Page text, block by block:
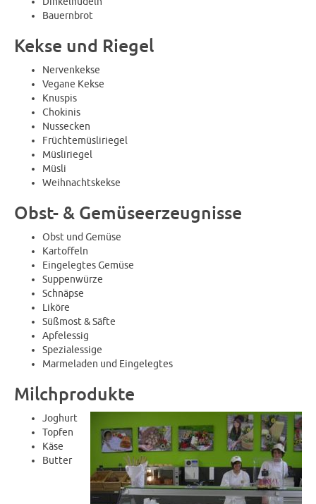
Bauernbrot
Kekse und Riegel
Nervenkekse
Vegane Kekse
Knuspis
Chokinis
Nussecken
Früchtemüsliriegel
Müsliriegel
Müsli
Weihnachtskekse
Obst- & Gemüseerzeugnisse
Obst und Gemüse
Kartoffeln
Eingelegtes Gemüse
Suppenwürze
Schnäpse
Liköre
Süßmost & Säfte
Apfelessig
Spezialessige
Marmeladen und Eingelegtes
Milchprodukte
Joghurt
Topfen
Käse
Butter